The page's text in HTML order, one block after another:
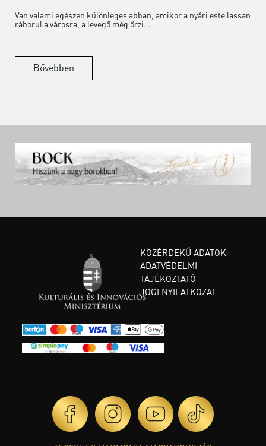
Van valami egészen különleges abban, amikor a nyári este lassan
ráborul a városra, a levegő még őrzi...
Bővebben
KÖZÉRDEKŰ ADATOK
ADATVÉDELMI
TÁJÉKOZTATÓ
JOGI NYILATKOZAT